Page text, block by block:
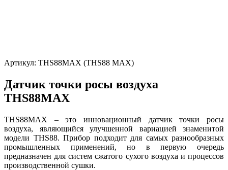
Артикул: THS88MAX (THS88 MAX)
Датчик точки росы воздуха
THS88MAX
THS88MAX – это инновационный датчик точки росы
воздуха, являющийся улучшенной вариацией знаменитой
модели THS88. Прибор подходит для самых разнообразных
промышленных применений, но в первую очередь
предназначен для систем сжатого сухого воздуха и процессов
производственной сушки.